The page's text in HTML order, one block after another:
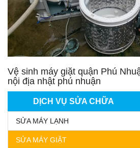
DỊCH VỤ SỬA CHỮA
SỬA MÁY LẠNH
SỬA MÁY GIẶT
Vệ sinh máy giặt quận Phú
nội địa nhật phú nhuận